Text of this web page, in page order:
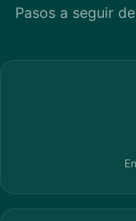
Pasos a seguir